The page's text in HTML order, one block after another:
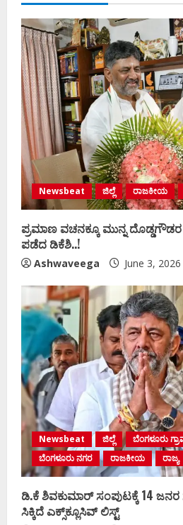
Newsbeat ಜಿಲ್ಲೆ ರಾಜಕೀಯ
ಪ್ರಮಾಣ ವಚನಕ್ಕೂ ಮುನ್ನ
ಪಡೆದ ಡಿಕೆಶಿ..!
Ashwaveega June 3, 2026
Newsbeat ಜಿಲ್ಲೆ
ಬೆಂಗಳೂರು
ಬೆಂಗಳೂರು ನಗರ
ರಾಜಕೀಯ ರಾಜ್ಯ
ಡಿ.ಕೆ ಶಿವಕುಮಾರ್‌ ಸಂಪುಟಕ್ಕೆ 14 ಜನರ
ಸಿಕ್ಕಿದೆ ಎಕ್ಸ್‌ಕ್ಲೂಸಿವ್‌ ಲಿಸ್ಟ್‌